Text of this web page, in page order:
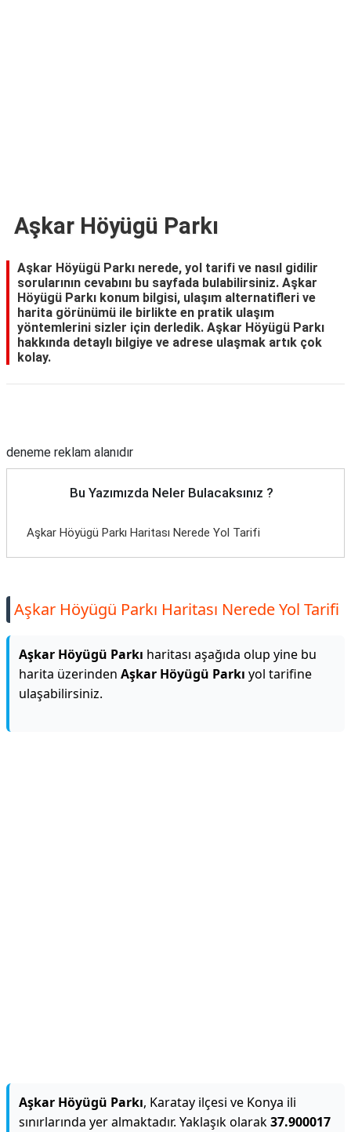
Aşkar Höyügü Parkı
Aşkar Höyügü Parkı nerede, yol tarifi ve nasıl gidilir
sorularının cevabını bu sayfada bulabilirsiniz. Aşkar
Höyügü Parkı konum bilgisi, ulaşım alternatifleri ve
harita görünümü ile birlikte en pratik ulaşım
yöntemlerini sizler için derledik. Aşkar Höyügü Parkı
hakkında detaylı bilgiye ve adrese ulaşmak artık çok
kolay.
deneme reklam alanıdır
Bu Yazımızda Neler Bulacaksınız ?
Aşkar Höyügü Parkı Haritası Nerede Yol Tarifi
Aşkar Höyügü Parkı Haritası Nerede Yol Tarifi
Aşkar Höyügü Parkı haritası aşağıda olup yine bu
harita üzerinden Aşkar Höyügü Parkı yol tarifine
ulaşabilirsiniz.
Aşkar Höyügü Parkı, Karatay ilçesi ve Konya ili
sınırlarında yer almaktadır. Yaklaşık olarak37.900017